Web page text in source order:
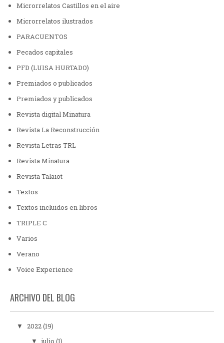
Microrrelatos Castillos en el aire
Microrrelatos ilustrados
PARACUENTOS
Pecados capitales
PFD (LUISA HURTADO)
Premiados o publicados
Premiados y publicados
Revista digital Minatura
Revista La Reconstrucción
Revista Letras TRL
Revista Minatura
Revista Talaiot
Textos
Textos incluidos en libros
TRIPLE C
Varios
Verano
Voice Experience
ARCHIVO DEL BLOG
▼ 2022(19)
▼julio (1)